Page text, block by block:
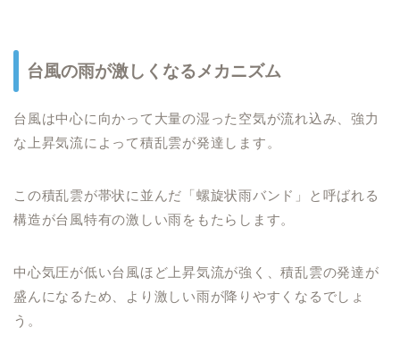
台風の雨が激しくなるメカニズム
台風は中心に向かって大量の湿った空気が流れ込み、強力
な上昇気流によって積乱雲が発達します。
この積乱雲が帯状に並んだ「螺旋状雨バンド」と呼ばれる
構造が台風特有の激しい雨をもたらします。
中心気圧が低い台風ほど上昇気流が強く、積乱雲の発達が
盛んになるため、より激しい雨が降りやすくなるでしょ
う。